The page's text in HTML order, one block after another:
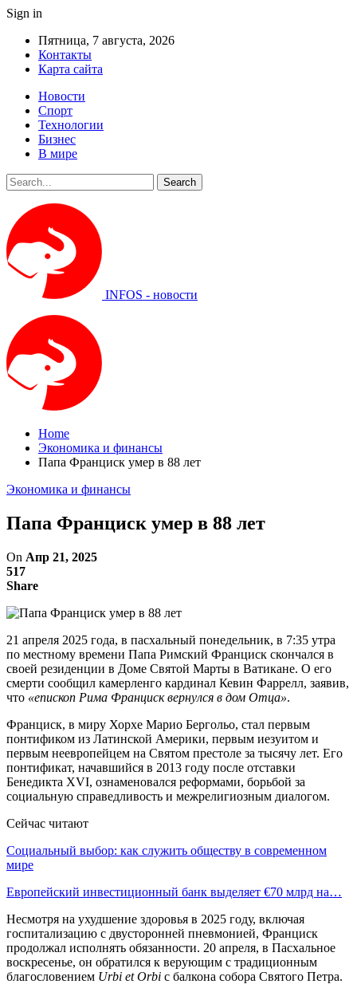
Sign in
Пятница, 7 августа, 2026
Контакты
Карта сайта
Новости
Спорт
Технологии
Бизнес
В мире
INFOS - новости
Home
Экономика и финансы
Папа Франциск умер в 88 лет
Экономика и финансы
Папа Франциск умер в 88 лет
On Апр 21, 2025
517
Share
21 апреля 2025 года, в пасхальный понедельник, в 7:35 утра
по местному времени Папа Римский Франциск скончался в
своей резиденции в Доме Святой Марты в Ватикане. О его
смерти сообщил камерленго кардинал Кевин Фаррелл, заявив,
что «епископ Рима Франциск вернулся в дом Отца».
Франциск, в миру Хорхе Марио Бергольо, стал первым
понтификом из Латинской Америки, первым иезуитом и
первым неевропейцем на Святом престоле за тысячу лет. Его
понтификат, начавшийся в 2013 году после отставки
Бенедикта XVI, ознаменовался реформами, борьбой за
социальную справедливость и межрелигиозным диалогом.
Сейчас читают
Социальный выбор: как служить обществу в современном
мире
Европейский инвестиционный банк выделяет €70 млрд на…
Несмотря на ухудшение здоровья в 2025 году, включая
госпитализацию с двусторонней пневмонией, Франциск
продолжал исполнять обязанности. 20 апреля, в Пасхальное
воскресенье, он обратился к верующим с традиционным
благословением Urbi et Orbi с балкона собора Святого Петра.